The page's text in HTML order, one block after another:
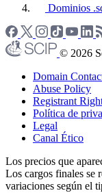
Dominios
© 2026
Domain
Abuse Policy
Registrant
Política de
Legal
Canal Ético
Los precios que
Los cargos finales se
variaciones según el